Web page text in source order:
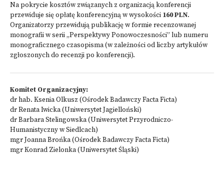
Na pokrycie kosztów związanych z organizacją konferencji
przewiduje się opłatę konferencyjną w wysokości 160 PLN.
Organizatorzy przewidują publikację w formie recenzowanej
monografii w serii „Perspektywy Ponowoczesności” lub numeru
monograficznego czasopisma (w zależności od liczby artykułów
zgłoszonych do recenzji po konferencji).
Komitet Organizacyjny:
dr hab. Ksenia Olkusz (Ośrodek Badawczy Facta Ficta)
dr Renata Iwicka (Uniwersytet Jagielloński)
dr Barbara Stelingowska (Uniwersytet Przyrodniczo-
Humanistyczny w Siedlcach)
mgr Joanna Brońka (Ośrodek Badawczy Facta Ficta)
mgr Konrad Zielonka (Uniwersytet Śląski)